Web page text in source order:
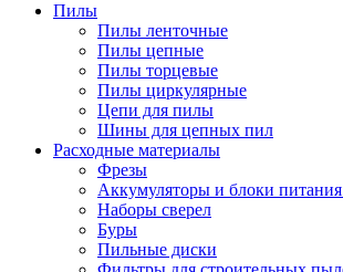
Пилы
Пилы ленточные
Пилы цепные
Пилы торцевые
Пилы циркулярные
Цепи для пилы
Шины для цепных пил
Расходные материалы
Фрезы
Аккумуляторы и блоки
Наборы сверел
Буры
Пильные диски